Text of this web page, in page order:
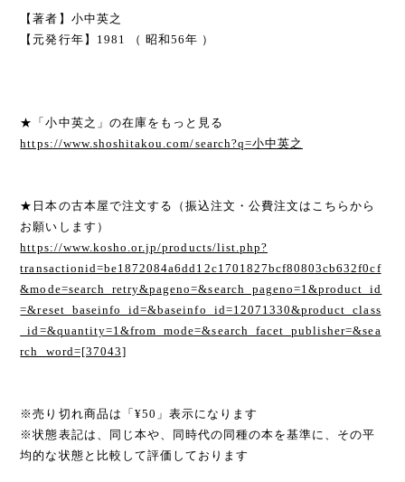
【著者】小中英之
【元発行年】1981 （ 昭和56年 ）
★「小中英之」の在庫をもっと見る
https://www.shoshitakou.com/search?q=小中英之
★日本の古本屋で注文する（振込注文・公費注文はこちらから
お願いします）
https://www.kosho.or.jp/products/list.php?
transactionid=be1872084a6dd12c1701827bcf80803cb632f0cf
&mode=search_retry&pageno=&search_pageno=1&product_id
=&reset_baseinfo_id=&baseinfo_id=12071330&product_class
_id=&quantity=1&from_mode=&search_facet_publisher=&sea
rch_word=[37043]
※売り切れ商品は「¥50」表示になります
※状態表記は、同じ本や、同時代の同種の本を基準に、その平
均的な状態と比較して評価しております